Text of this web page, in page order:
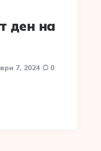
ден на
7, 2024 0